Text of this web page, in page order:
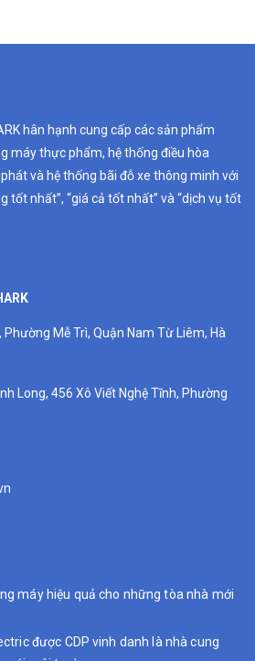
hân hạnh cung cấp các sản phẩm
máy thực phẩm, hệ thống điều hòa
và hệ thống bãi đỗ xe thông minh với
tốt nhất”, “giá cả tốt nhất” và “dịch vụ tốt
Phường Mễ Trì, Quận Nam Từ Liêm, Hà
Long, 456 Xô Viết Nghệ Tĩnh, Phường
máy hiệu quả cho những tòa nhà mới
được CDP vinh danh là nhà cung